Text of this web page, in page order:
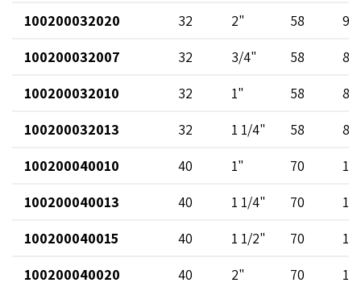
100200032020
32 2" 58
97
100200032007
32 3/4" 58
82
100200032010
32 1" 58
84
100200032013
32 1 1/4" 58
86
100200040010
40 1" 70
100200040013
40 1 1/4" 70
100200040015
40 1 1/2" 70
100200040020
40 2" 70